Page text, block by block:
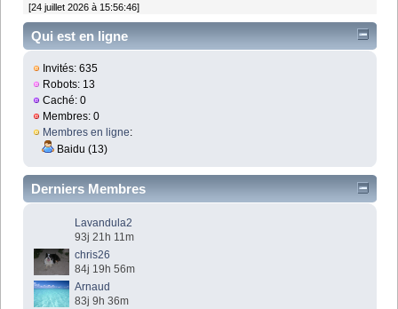
[24 juillet 2026 à 15:56:46]
Qui est en ligne
Invités: 635
Robots: 13
Caché: 0
Membres: 0
Membres en ligne:
Baidu (13)
Derniers Membres
Lavandula2
93j 21h 11m
chris26
84j 19h 56m
Arnaud
83j 9h 36m